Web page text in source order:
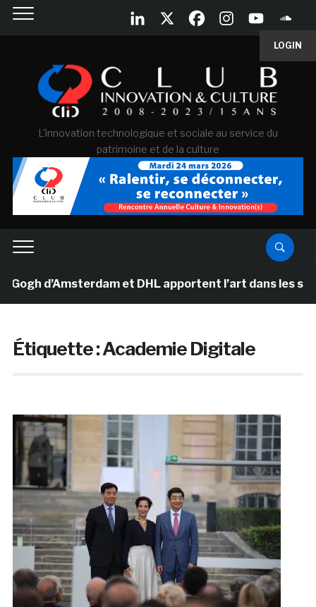
LOGIN
L'innovation technologique et sociale au service du
patrimoine et de la culture
d’Amsterdam et DHL apportent l’art dans les
Étiquette :Academie Digitale